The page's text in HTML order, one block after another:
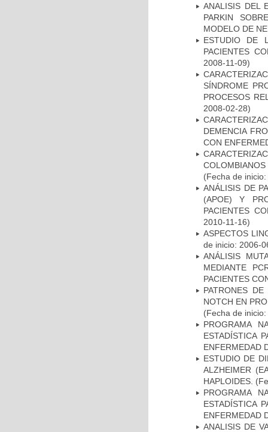
ANALISIS DEL
PARKIN
MODELO DE
ESTUDIO DE
PACIENTES
2008-11-09)
SÍNDROME
PROCESOS
2008-02-28)
DEMENCIA
CON
(Fecha de
ANÁLISIS DE
(APOE) Y
PACIENTES
2010-11-16)
ASPECTOS
de inicio: 2006-
ANÁLISIS
MEDIANTE
PACIENTES
PATRONES
NOTCH EN
(Fecha de
PROGRAMA
ESTADÍSTICA
ENFERMEDAD
ESTUDIO DE
ALZHEIMER
HAPLOIDES.
PROGRAMA
ESTADÍSTICA
ENFERMEDAD
ANALISIS DE